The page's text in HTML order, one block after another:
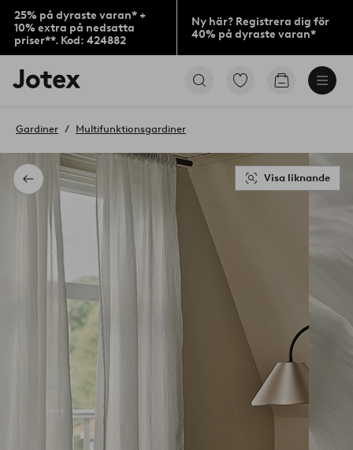
25% på dyraste varan* +
10% extra på nedsatta
priser**. Kod: 424882
Ny här? Registrera dig för
40% på dyraste varan*
Jotex
logotyp
till
Gå
Gå
Tillbaka
Gardiner Multifunktionsgardiner
Visa liknande